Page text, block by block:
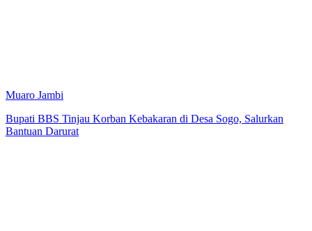
Muaro Jambi
Bupati BBS Tinjau Korban Kebakaran di Desa Sogo, Salurkan
Bantuan Darurat